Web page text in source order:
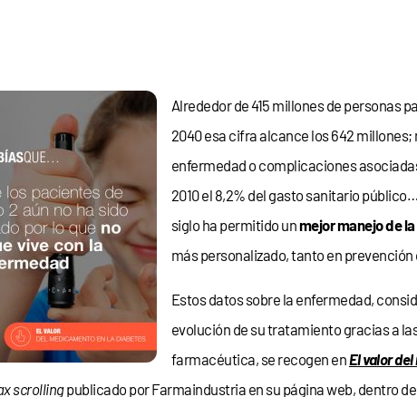
Alrededor de 415 millones de personas
2040 esa cifra alcance los 642
enfermedad o complicaciones
2010 el 8,2% del gasto sanitario
siglo ha permitido unmejor manejo de
más personalizado, tanto en
Estos datos sobre la enfermedad,
evolución de su tratamiento gracias a
farmacéutica, se recogen enEl valor
scrollingpublicado por Farmaindustria en su página web, dentro